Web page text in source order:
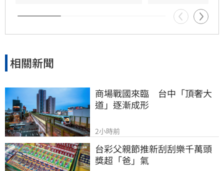
相關新聞
商場戰國來臨　台中「頂奢大
道」逐漸成形
2小時前
台彩父親節推新刮刮樂千萬頭
獎超「爸」氣